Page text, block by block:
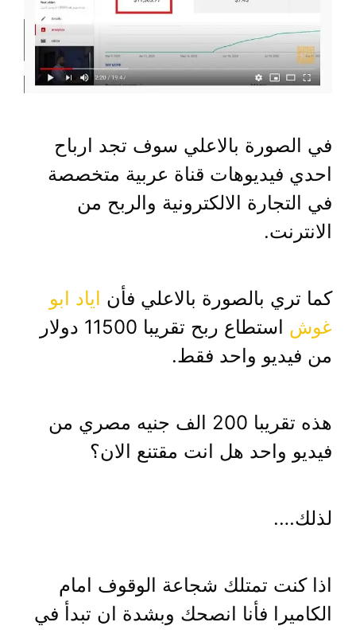
في الصورة بالاعلي سوف تجد ارباح
احدي فيديوهات قناة عربية متخصصة
في التجارة الالكترونية والربح من
الانترنت.
كما تري بالصورة بالاعلي فأن اياد ابو
غوش
استطاع ربح تقريبا 11500 دولار
من فيديو واحد فقط.
هذه تقريبا 200 الف جنيه مصري من
فيديو واحد هل انت مقتنع الان؟
لذلك….
اذا كنت تمتلك شجاعة الوقوف امام
الكاميرا فأنا انصحك وبشدة ان تبدأ في